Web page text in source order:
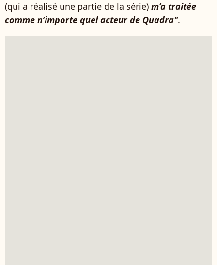
(qui a réalisé une partie de la série) m’a traitée
comme n’importe quel acteur de Quadra".